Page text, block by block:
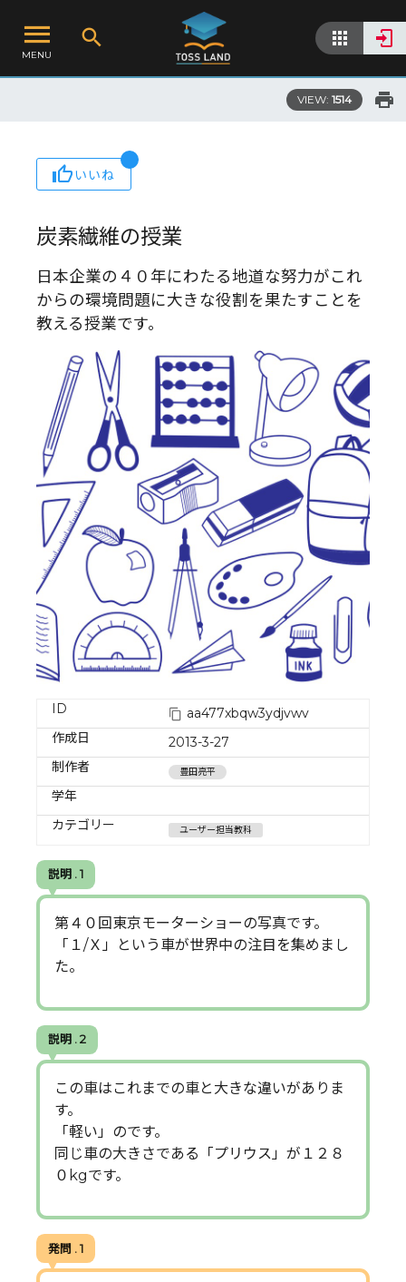
MENU
VIEW: 1514
いいね
炭素繊維の授業
日本企業の４０年にわたる地道な努力がこれ
からの環境問題に大きな役割を果たすことを
教える授業です。
ID
aa477xbqw3ydjvwv
作成日
2013-3-27
制作者
豊田亮平
学年
カテゴリー
ユーザー担当教科
説明 . 1
第４０回東京モーターショーの写真です。
「１/Ｘ」という車が世界中の注目を集めまし
た。
説明 . 2
この車はこれまでの車と大きな違いがありま
す。
「軽い」のです。
同じ車の大きさである「プリウス」が１２８
０kgです。
発問 . 1